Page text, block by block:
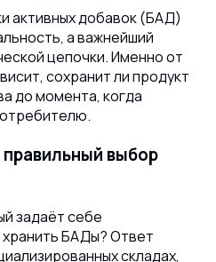
активных добавок (БАД)
а важнейший
цепочки. Именно от
сохранит ли продукт
до момента, когда
выбор
задаёт себе
БАДы? Ответ
складах,